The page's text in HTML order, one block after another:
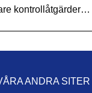
kontrollåtgärder…
ANDRA SITER